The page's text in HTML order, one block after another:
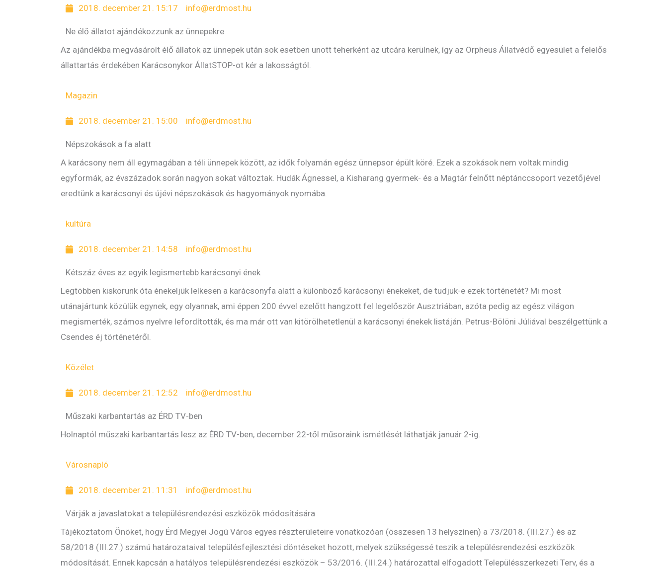
2018. december 21. 15:17 info@erdmost.hu
Ne élő állatot ajándékozzunk az ünnepekre
Az ajándékba megvásárolt élő állatok az ünnepek után sok esetben unott teherként az utcára kerülnek, így az Orpheus Állatvédő egyesület a felelős
állattartás érdekében Karácsonykor ÁllatSTOP-ot kér a lakosságtól.
Magazin
2018. december 21. 15:00 info@erdmost.hu
Népszokások a fa alatt
A karácsony nem áll egymagában a téli ünnepek között, az idők folyamán egész ünnepsor épült köré. Ezek a szokások nem voltak mindig
egyformák, az évszázadok során nagyon sokat változtak. Hudák Ágnessel, a Kisharang gyermek- és a Magtár felnőtt néptánccsoport vezetőjével
eredtünk a karácsonyi és újévi népszokások és hagyományok nyomába.
kultúra
2018. december 21. 14:58 info@erdmost.hu
Kétszáz éves az egyik legismertebb karácsonyi ének
Legtöbben kiskorunk óta énekeljük lelkesen a karácsonyfa alatt a különböző karácsonyi énekeket, de tudjuk-e ezek történetét? Mi most
utánajártunk közülük egynek, egy olyannak, ami éppen 200 évvel ezelőtt hangzott fel legelőször Ausztriában, azóta pedig az egész világon
megismerték, számos nyelvre lefordították, és ma már ott van kitörölhetetlenül a karácsonyi énekek listáján. Petrus-Bölöni Júliával beszélgettünk a
Csendes éj történetéről.
Közélet
2018. december 21. 12:52 info@erdmost.hu
Műszaki karbantartás az ÉRD TV-ben
Holnaptól műszaki karbantartás lesz az ÉRD TV-ben, december 22-től műsoraink ismétlését láthatják január 2-ig.
Városnapló
2018. december 21. 11:31 info@erdmost.hu
Várják a javaslatokat a településrendezési eszközök módosítására
Tájékoztatom Önöket, hogy Érd Megyei Jogú Város egyes részterületeire vonatkozóan (összesen 13 helyszínen) a 73/2018. (III.27.) és az
58/2018 (III.27.) számú határozataival településfejlesztési döntéseket hozott, melyek szükségessé teszik a településrendezési eszközök
módosítását. Ennek kapcsán a hatályos településrendezési eszközök – 53/2016. (III.24.) határozattal elfogadott Településszerkezeti Terv, és a
d
l
d
l
d
l
l
l
d
l